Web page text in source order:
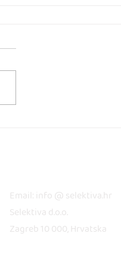
Email: info @ selektiva.hr
Selektiva d.o.o.
Zagreb 10 000, Hrvatska